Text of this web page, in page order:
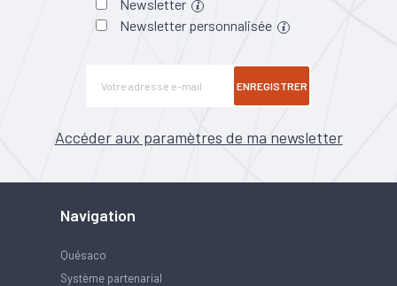
Newsletter
Newsletter personnalisée
ENREGISTRER
Accéder aux paramètres de ma newsletter
Navigation
Quésaco
Système partenarial